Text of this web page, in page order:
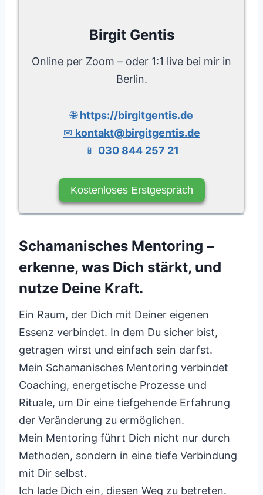
Birgit Gentis
Online per Zoom – oder 1:1 live bei mir in
Berlin.
🌐https://birgitgentis.de
✉ kontakt@birgitgentis.de
📱 030 844 257 21
Kostenloses Erstgespräch
Schamanisches Mentoring –
erkenne, was Dich stärkt, und
nutze Deine Kraft.
Ein Raum, der Dich mit Deiner eigenen
Essenz verbindet. In dem Du sicher bist,
getragen wirst und einfach sein darfst.
Mein Schamanisches Mentoring verbindet
Coaching, energetische Prozesse und
Rituale, um Dir eine tiefgehende Erfahrung
der Veränderung zu ermöglichen.
Mein Mentoring führt Dich nicht nur durch
Methoden, sondern in eine tiefe Verbindung
mit Dir selbst.
Ich lade Dich ein, diesen Weg zu betreten.